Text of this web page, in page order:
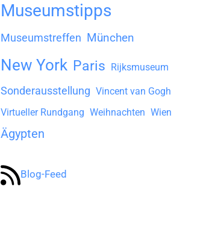
Museumstipps
Museumstreffen München
New York Paris Rijksmuseum
Sonderausstellung Vincent van Gogh
Virtueller Rundgang Weihnachten Wien
Ägypten
Blog-Feed